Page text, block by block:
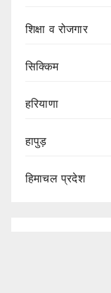
शिक्षा व रोजगार
सिक्किम
हरियाणा
हापुड़
हिमाचल प्रदेश